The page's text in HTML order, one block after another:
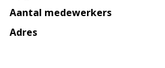
Aantal medewerkers
Adres